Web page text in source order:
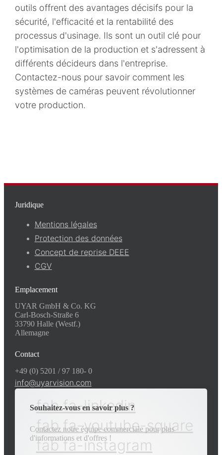
outils offrent des avantages décisifs pour la
sécurité, l'efficacité et la rentabilité des
processus d'usinage. Ils sont un outil clé pour
l'optimisation de la production et s'adressent à
différents décideurs dans l'entreprise.
Contactez-nous pour savoir comment les
systèmes de caméras peuvent révolutionner
votre production.
Juridique
Mentions légales
Protection des données
Concept de reprise DEEE
CGV
Emplacement
UYAR GmbH & Co. KG
Carl-Bosch-Straße 6
33790 Halle (Westf.)
Allemagne
Contact
+49 (0) 5201 / 97 180- 0
info@uyarvision.com
fab fa-linkedin
fab fa-youtube-square
fab fa-instagram
Souhaitez-vous en savoir plus ?
Contactez notre équipe commerciale pour plus
d'informations et d'offres !